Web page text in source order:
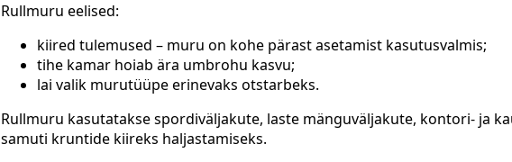
Rullmuru eelised:
kiired tulemused – muru on kohe pärast asetamist kasutusvalmis;
tihe kamar hoiab ära umbrohu kasvu;
lai valik murutüüpe erinevaks otstarbeks.
Rullmuru kasutatakse spordiväljakute, laste mänguväljakute, kontori- ja
samuti kruntide kiireks haljastamiseks.